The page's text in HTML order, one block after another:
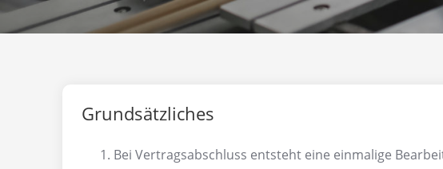
Grundsätzliches
Bei Vertragsabschluss entsteht eine einmalige